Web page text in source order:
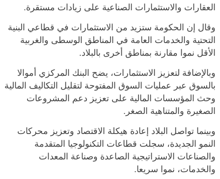
العقارات والاستثمارات الصناعية على زيادات مستقرة.
وقال إن الحكومة ستزيد من الاستثمارات في قطاعي البنية
التحتية والخدمات العامة في المناطق الوسطى والغربية
الأقل نموا مقارنة بمناطق أخرى بالبلاد.
وبالإضافة لتعزيز الاستثمارات، يضح البنك المركزي أموالا
بالسوق عبر عمليات السوق المفتوحة لتقليل التكاليف المالية
وحث المؤسسات المالية على تعزيز دعم المشروعات
الصغيرة والمتناهية الصغر.
وبينما تواصل البلاد إعادة هيكلة الاقتصاد وتعزيز محركات
النمو الجديدة، سجلت قطاعات التكنولوجيا المتقدمة
والصناعات الاستراتيجية الصاعدة وصناعة المعدات
والخدمات، نموا سريعا.